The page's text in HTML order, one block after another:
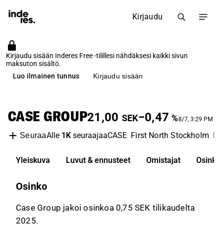
Kirjaudu
Kirjaudu sisään Inderes Free -tilillesi nähdäksesi kaikki sivun
maksuton sisältö.
Luo ilmainen tunnus
Kirjaudu sisään
CASE GROUP21,00 SEK−0,47 %8/7, 3:29 PM
SeuraaAlle 1KseuraajaaCASE First North Stockholm
Yleiskuva Luvut & ennusteet Omistajat Osinko
Osinko
Case Group jakoi osinkoa 0,75 SEK tilikaudelta
2025.